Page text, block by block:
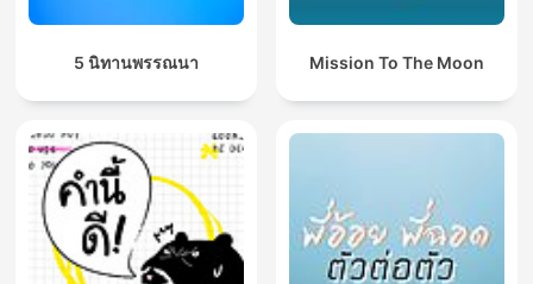
5 นิทานพรรณนา Mission To The Moon